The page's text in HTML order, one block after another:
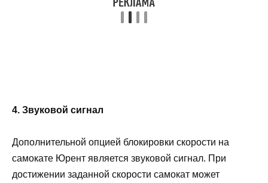
4. Звуковой сигнал
Дополнительной опцией блокировки скорости на
самокате Юрент является звуковой сигнал. При
достижении заданной скорости самокат может